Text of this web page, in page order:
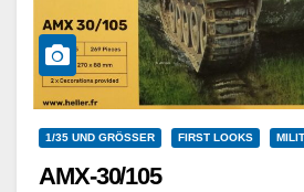
1/35 UND GRÖSSER FIRST LOOKS
AMX-30/105